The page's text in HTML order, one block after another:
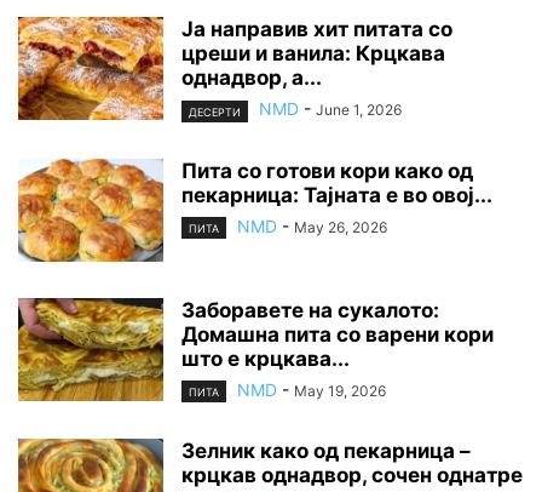
Ја направив хит питата со
цреши и ванила: Крцкава
однадвор, а...
ДЕСЕРТИ NMD - June 1, 2026
Пита со готови кори како од
пекарница: Тајната е во овој...
ПИТА NMD - May 26, 2026
Заборавете на сyкалото:
Домашна пита со варени кори
што е крцкава...
ПИТА NMD - May 19, 2026
Зелник како од пекарница –
крцкав однадвор, сочен однатре